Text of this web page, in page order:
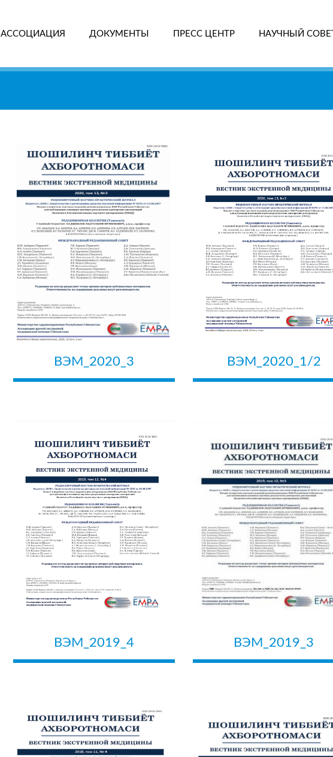
АССОЦИАЦИЯ ДОКУМЕНТЫ ПРЕСС ЦЕНТР НАУЧНЫЙ СОВЕТ
ВЭМ_2020_3 ВЭМ_2020_1/2
ВЭМ_2019_4 ВЭМ_2019_3